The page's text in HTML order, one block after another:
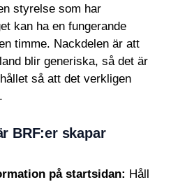
styrelse som har
kan ha en fungerande
timme. Nackdelen är att
blir generiska, så det är
så att det verkligen
BRF:er skapar
på startsidan: Håll